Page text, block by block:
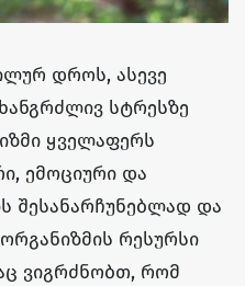
დროს, ასევე
სტრესზე
ყველაფერს
ემოციური და
შესანარჩუნებლად და
რესურსი
ვიგრძნობთ, რომ